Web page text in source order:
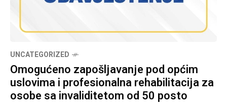
UNCATEGORIZED
Omogućeno zapošljavanje pod općim
uslovima i profesionalna rehabilitacija za
osobe sa invaliditetom od 50 posto